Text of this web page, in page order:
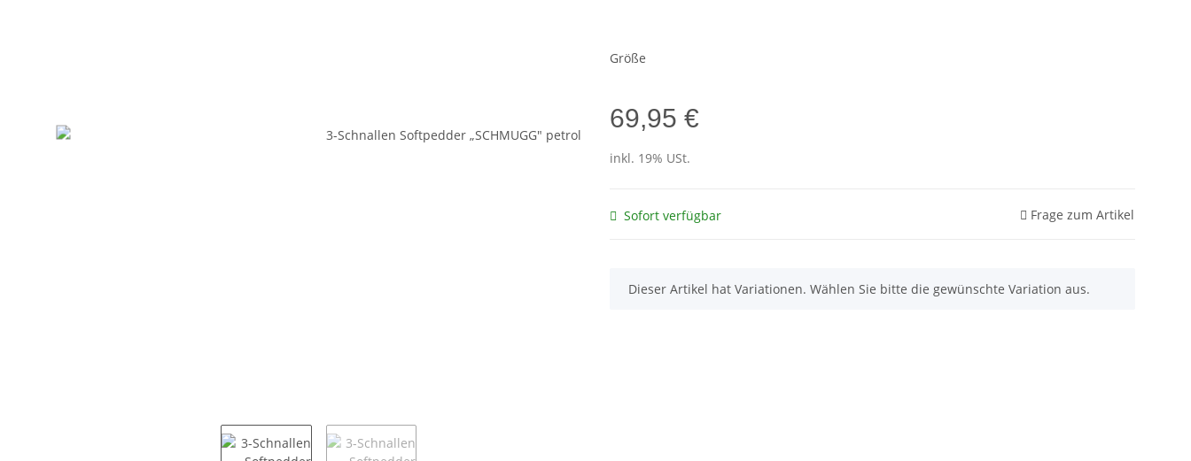
Größe
69,95 €
inkl. 19% USt.
Sofort verfügbar Frage zum Artikel
x
Dieser Artikel hat Variationen. Wählen Sie bitte die gewünschte Variation aus.